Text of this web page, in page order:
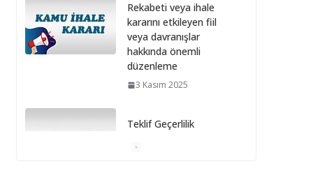
Rekabeti veya ihale
kararını etkileyen fiil
veya davranışlar
hakkında önemli
düzenleme
3 Kasım 2025
Teklif Geçerlilik
Davet Süresi İçinde